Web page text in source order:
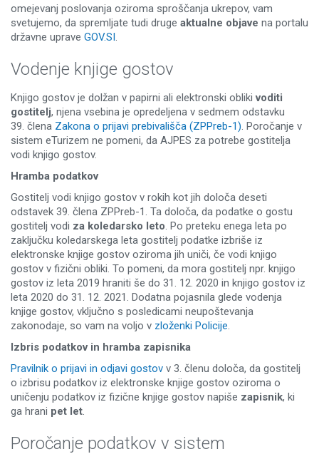
omejevanj poslovanja oziroma sproščanja ukrepov, vam
svetujemo, da spremljate tudi druge aktualne objave na portalu
državne uprave GOV.SI.
Vodenje knjige gostov
Knjigo gostov je dolžan v papirni ali elektronski oblikivoditi
gostitelj, njena vsebina je opredeljena v sedmem odstavku
39. člena Zakona o prijavi prebivališča (ZPPreb-1). Poročanje v
sistem eTurizem ne pomeni, da AJPES za potrebe gostitelja
vodi knjigo gostov.
Hramba podatkov
Gostitelj vodi knjigo gostov v rokih kot jih določa deseti
odstavek 39. člena ZPPreb-1. Ta določa, da podatke o gostu
gostitelj vodi za koledarsko leto. Po preteku enega leta po
zaključku koledarskega leta gostitelj podatke izbriše iz
elektronske knjige gostov oziroma jih uniči, če vodi knjigo
gostov v fizični obliki. To pomeni, da mora gostitelj npr. knjigo
gostov iz leta 2019 hraniti še do 31. 12. 2020 in knjigo gostov iz
leta 2020 do 31. 12. 2021. Dodatna pojasnila glede vodenja
knjige gostov, vključno s posledicami neupoštevanja
zakonodaje, so vam na voljo v zloženki Policije.
Izbris podatkov in hramba zapisnika
Pravilnik o prijavi in odjavi gostov v 3. členu določa, da gostitelj
o izbrisu podatkov iz elektronske knjige gostov oziroma o
uničenju podatkov iz fizične knjige gostov napiše zapisnik, ki
ga hrani pet let.
Poročanje podatkov v sistem